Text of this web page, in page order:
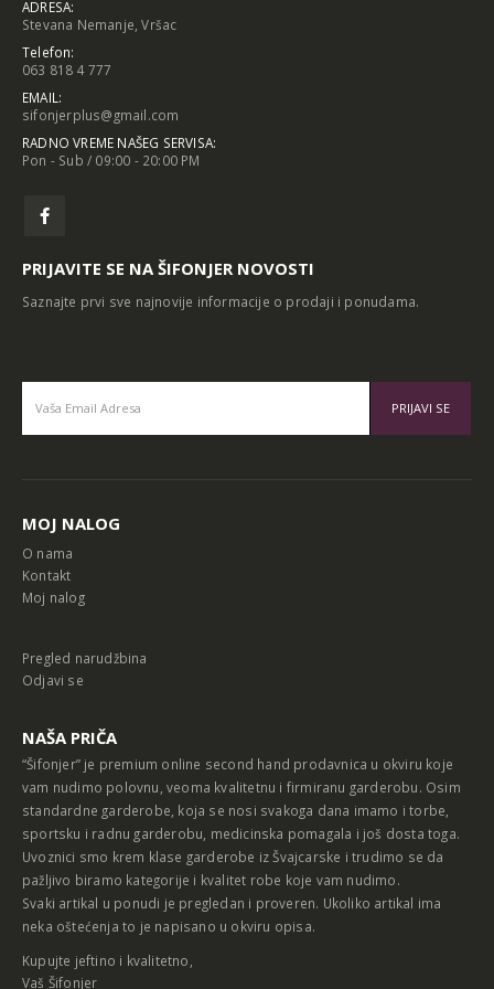
ADRESA:
Stevana Nemanje, Vršac
Telefon:
063 818 4 777
EMAIL:
sifonjerplus@gmail.com
RADNO VREME NAŠEG SERVISA:
Pon - Sub / 09:00 - 20:00 PM
PRIJAVITE SE NA ŠIFONJER NOVOSTI
Saznajte prvi sve najnovije informacije o prodaji i ponudama.
MOJ NALOG
O nama
Kontakt
Moj nalog
Pregled narudžbina
Odjavi se
NAŠA PRIČA
“Šifonjer” je premium online second hand prodavnica u okviru koje
vam nudimo polovnu, veoma kvalitetnu i firmiranu garderobu. Osim
standardne garderobe, koja se nosi svakoga dana imamo i torbe,
sportsku i radnu garderobu, medicinska pomagala i još dosta toga.
Uvoznici smo krem klase garderobe iz Švajcarske i trudimo se da
pažljivo biramo kategorije i kvalitet robe koje vam nudimo.
Svaki artikal u ponudi je pregledan i proveren. Ukoliko artikal ima
neka oštećenja to je napisano u okviru opisa.
Kupujte jeftino i kvalitetno,
Vaš Šifonjer